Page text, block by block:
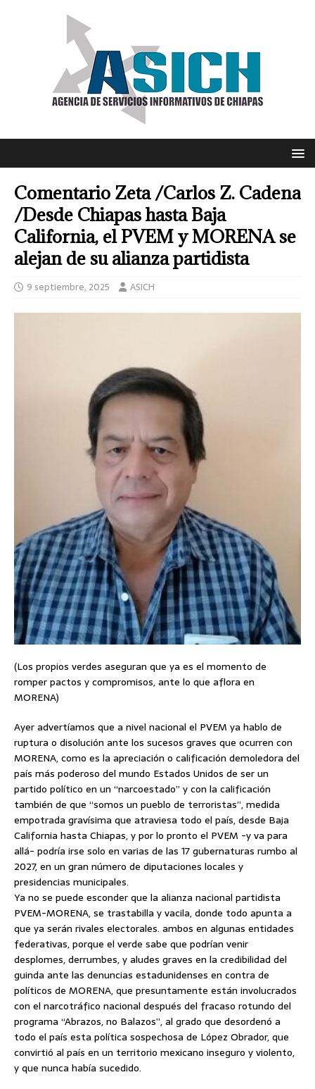
Comentario Zeta /Carlos Z. Cadena
/Desde Chiapas hasta Baja
California, el PVEM y MORENA se
alejan de su alianza partidista
9 septiembre, 2025 ASICH
(Los propios verdes aseguran que ya es el momento de
romper pactos y compromisos, ante lo que aflora en
MORENA)
Ayer advertíamos que a nivel nacional el PVEM ya hablo de
ruptura o disolución ante los sucesos graves que ocurren con
MORENA, como es la apreciación o calificación demoledora del
país más poderoso del mundo Estados Unidos de ser un
partido político en un “narcoestado” y con la calificación
también de que “somos un pueblo de terroristas”, medida
empotrada gravísima que atraviesa todo el país, desde Baja
California hasta Chiapas, y por lo pronto el PVEM -y va para
allá- podría irse solo en varias de las 17 gubernaturas rumbo al
2027, en un gran número de diputaciones locales y
presidencias municipales.
Ya no se puede esconder que la alianza nacional partidista
PVEM-MORENA, se trastabilla y vacila, donde todo apunta a
que ya serán rivales electorales. ambos en algunas entidades
federativas, porque el verde sabe que podrían venir
desplomes, derrumbes, y aludes graves en la credibilidad del
guinda ante las denuncias estadunidenses en contra de
políticos de MORENA, que presuntamente están involucrados
con el narcotráfico nacional después del fracaso rotundo del
programa “Abrazos, no Balazos”, al grado que desordenó a
todo el país esta política sospechosa de López Obrador, que
convirtió al país en un territorio mexicano inseguro y violento,
y que nunca había sucedido.